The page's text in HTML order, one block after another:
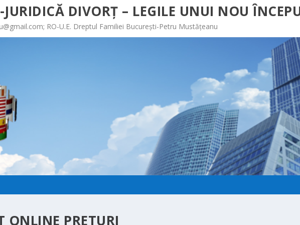
DIVORȚ – LEGILE UNUI NOU
; RO-U.E. Dreptul Familiei București-Petru Mustățeanu
ONLINE PRETURI